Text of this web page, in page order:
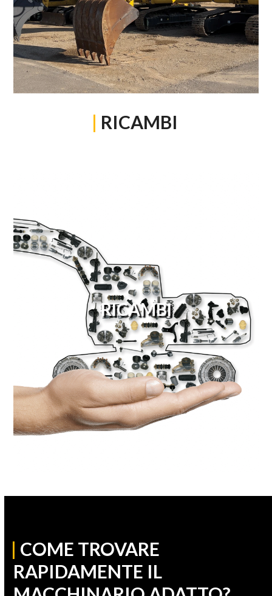
| RICAMBI
RICAMBI
| COME TROVARE
RAPIDAMENTE IL